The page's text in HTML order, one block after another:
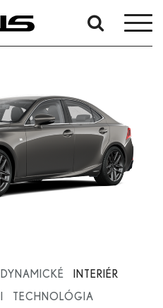
DYNAMICKÉ INTERIÉR
TECHNOLÓGIA